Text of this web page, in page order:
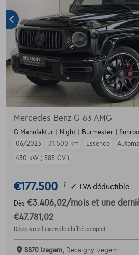
Mercedes-Benz G 63 AMG
G-Manufaktur | Night | Burmester |
06/2023
31.500 km Essence
430 kW ( 585 CV )
€177.500 1 ✓ TVA déductible
Dès €3.406,02/mois et une
€47.781,02
Découvrez l’exemple chiffré complet
8870 Izegem, Decaigny Izegem